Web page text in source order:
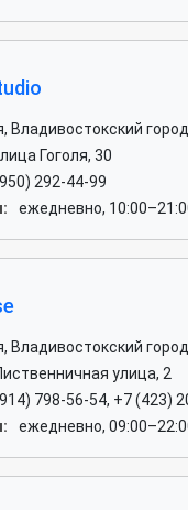
Владивостокский
Гоголя, 30
292-44-99
ежедневно,
Владивостокский
улица, 2
798-56-54, +7 (423)
ежедневно,